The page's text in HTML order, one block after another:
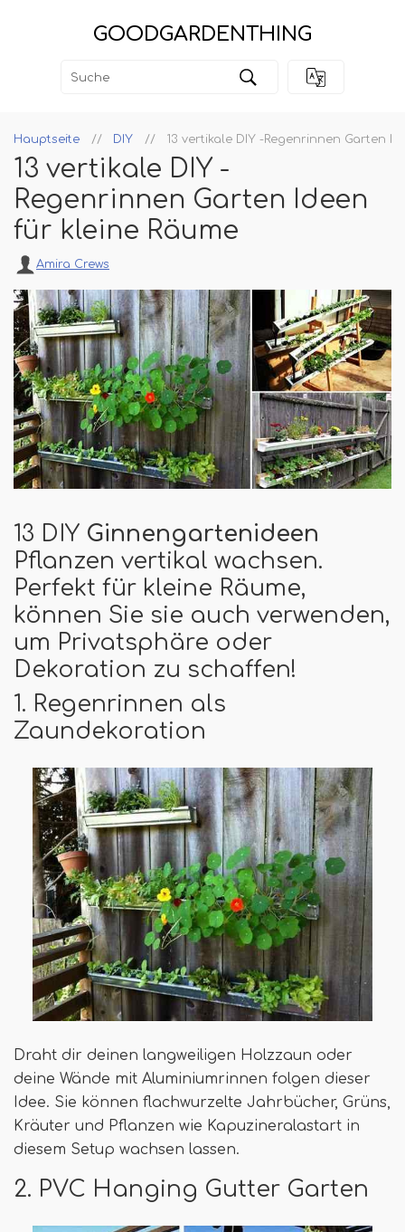
GOODGARDENTHING
Hauptseite DIY 13 vertikale DIY -Regenrinnen Garten
13 vertikale DIY -
Regenrinnen Garten Ideen
für kleine Räume
Amira Crews
13 DIY Ginnengartenideen
Pflanzen vertikal wachsen.
Perfekt für kleine Räume,
können Sie sie auch verwenden,
um Privatsphäre oder
Dekoration zu schaffen!
1. Regenrinnen als
Zaundekoration
Draht dir deinen langweiligen Holzzaun oder
deine Wände mit Aluminiumrinnen folgen dieser
Idee. Sie können flachwurzelte Jahrbücher, Grüns,
Kräuter und Pflanzen wie Kapuzineralastart in
diesem Setup wachsen lassen.
2. PVC Hanging Gutter Garten